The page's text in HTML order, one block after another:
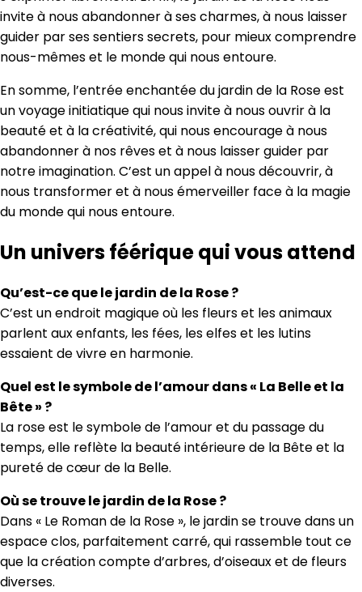
invite à nous abandonner à ses charmes, à nous laisser
guider par ses sentiers secrets, pour mieux comprendre
nous-mêmes et le monde qui nous entoure.
En somme, l’entrée enchantée du jardin de la Rose est
un voyage initiatique qui nous invite à nous ouvrir à la
beauté et à la créativité, qui nous encourage à nous
abandonner à nos rêves et à nous laisser guider par
notre imagination. C’est un appel à nous découvrir, à
nous transformer et à nous émerveiller face à la magie
du monde qui nous entoure.
Un univers féérique qui vous attend
Qu’est-ce que le jardin de la Rose ?
C’est un endroit magique où les fleurs et les animaux
parlent aux enfants, les fées, les elfes et les lutins
essaient de vivre en harmonie.
Quel est le symbole de l’amour dans « La Belle et la
Bête » ?
La rose est le symbole de l’amour et du passage du
temps, elle reflète la beauté intérieure de la Bête et la
pureté de cœur de la Belle.
Où se trouve le jardin de la Rose ?
Dans « Le Roman de la Rose », le jardin se trouve dans un
espace clos, parfaitement carré, qui rassemble tout ce
que la création compte d’arbres, d’oiseaux et de fleurs
diverses.